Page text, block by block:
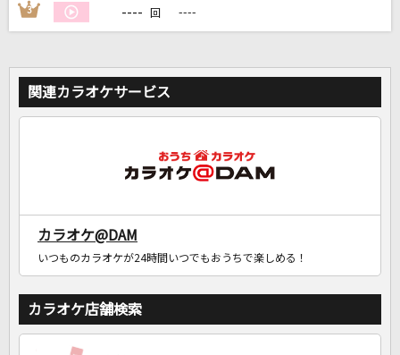
3 ---- 回 ----
関連カラオケサービス
カラオケ@DAM
いつものカラオケが24時間いつでもおうちで楽しめる！
カラオケ店舗検索